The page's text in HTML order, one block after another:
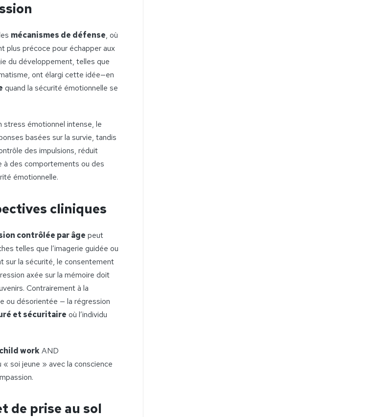
mécanismes de défense, où
plus précoce pour échapper aux
du développement, telles que
ont élargi cette idée—en
quand la sécurité émotionnelle se
stress émotionnel intense, le
basées sur la survie, tandis
des impulsions, réduit
à des comportements ou des
émotionnelle.
cliniques
contrôlée par âge peut
telles que l’imagerie guidée ou
sur la sécurité, le consentement
axée sur la mémoire doit
Contrairement à la
ou désorientée — la régression
et sécuritaire où l’individu
workAND
soi jeune » avec la conscience
de prise au sol